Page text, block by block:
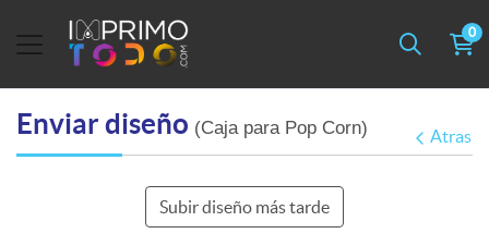
0
Enviar diseño (Caja para Pop Corn) Atras
Subir diseño más tarde